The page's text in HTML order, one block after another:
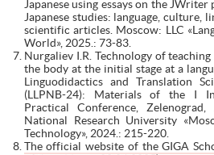
Japanese using essays on the
Japanese studies: language, culture,
scientific articles. Moscow: LLC
World», 2025.: 73-83.
Nurgaliev I.R. Technology of
the body at the initial stage at a
Linguodidactics and Translation
(LLPNB-24): Materials of the I
Practical Conference,
National Research University
Technology», 2024.: 215-220.
The official website of the GIGA